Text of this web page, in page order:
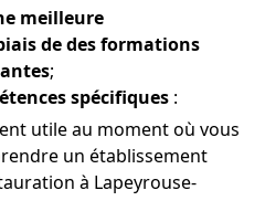
meilleure
de des formations
;
spécifiques :
utile au moment où vous
un établissement
à Lapeyrouse-